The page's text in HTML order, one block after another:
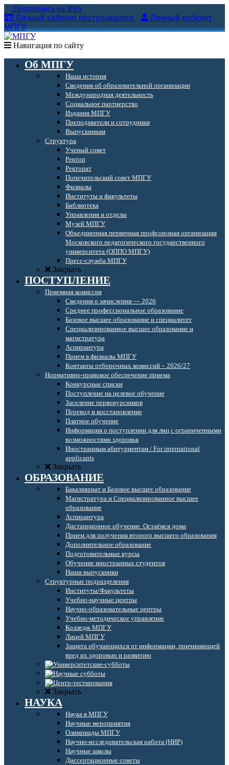
Подпишись на RSS
Личный кабинет поступающего
Личный кабинет
МПГУ
Навигация по сайту
Об МПГУ
Наша история
Сведения об образовательной организации
Международная деятельность
Социальное партнерство
Издания МПГУ
Преподаватели и сотрудники
Выпускникам
Структура
Ученый совет
Ректор
Ректорат
Попечительский совет МПГУ
Филиалы
Институты и факультеты
Библиотека
Управления и отделы
Музей МПГУ
Объединенная первичная профсоюзная организация
Московского педагогического государственного
университета (ОППО МПГУ)
Пресс-служба МПГУ
Закрыть
ПОСТУПЛЕНИЕ
Приемная комиссия
Сведения о зачислении — 2026
Среднее профессиональное образование
Базовое высшее образование и специалитет
Специализированное высшее образование и
магистратура
Аспирантура
Прием в филиалы МПГУ
Контакты отборочных комиссий – 2026/27
Нормативно-правовое обеспечение приема
Конкурсные списки
Поступление на целевое обучение
Заселение первокурсников
Перевод и восстановление
Платное обучение
Информация о поступлении для лиц с ограниченными
возможностями здоровья
Иностранным абитуриентам / For international
applicants
Закрыть
ОБРАЗОВАНИЕ
Бакалавриат и Базовое высшее образование
Магистратура и Специализированное высшее
образование
Аспирантура
Дистанционное обучение. Остаёмся дома
Прием для получения второго высшего образования
Дополнительное образование
Подготовительные курсы
Обучение иностранных студентов
Наши выпускники
Структурные подразделения
Институты/Факультеты
Учебно-научные центры
Научно-образовательные центры
Учебно-методическое управление
Колледж МПГУ
Лицей МПГУ
Защита обучающихся от информации, причиняющей
вред их здоровью и развитию
Закрыть
НАУКА
Наука в МПГУ
Научные мероприятия
Олимпиады МПГУ
Научно-исследовательская работа (НИР)
Научные школы
Диссертационные советы